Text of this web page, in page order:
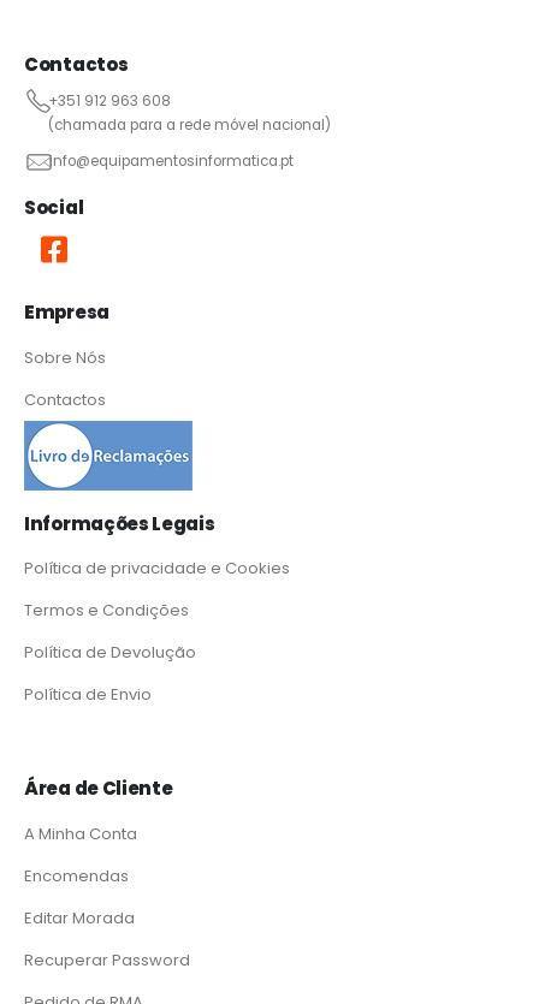
Contactos
+351 912 963 608
(chamada para a rede móvel nacional)
info@equipamentosinformatica.pt
Social
Empresa
Sobre Nós
Contactos
Informações Legais
Política de privacidade e Cookies
Termos e Condições
Política de Devolução
Política de Envio
Área de Cliente
A Minha Conta
Encomendas
Editar Morada
Recuperar Password